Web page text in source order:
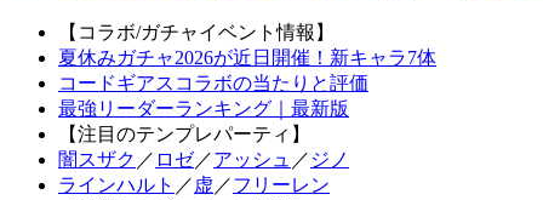
【コラボ/ガチャイベント情報】
夏休みガチャ2026が近日開催！新キャラ7体
コードギアスコラボの当たりと評価
最強リーダーランキング｜最新版
【注目のテンプレパーティ】
闇スザク ／ ロゼ／アッシュ ／ ジノ
ラインハルト ／ 虚 ／フリーレン